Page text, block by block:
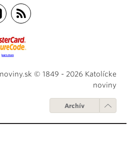
© 1849 - 2026 Katolícke
noviny
Archív